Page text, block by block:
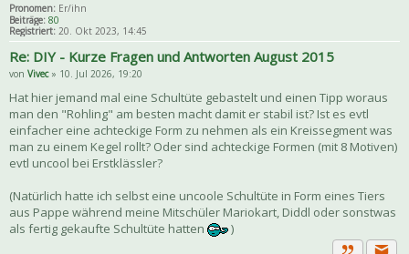
Pronomen: Er/ihn
Beiträge: 80
Registriert: 20. Okt 2023, 14:45
Re: DIY - Kurze Fragen und Antworten August 2015
von Vivec» 10. Jul 2026, 19:20
Hat hier jemand mal eine Schultüte gebastelt und einen Tipp woraus
man den "Rohling" am besten macht damit er stabil ist? Ist es evtl
einfacher eine achteckige Form zu nehmen als ein Kreissegment was
man zu einem Kegel rollt? Oder sind achteckige Formen (mit 8 Motiven)
evtl uncool bei Erstklässler?
(Natürlich hatte ich selbst eine uncoole Schultüte in Form eines Tiers
aus Pappe während meine Mitschüler Mariokart, Diddl oder sonstwas
als fertig gekaufte Schultüte hatten
)